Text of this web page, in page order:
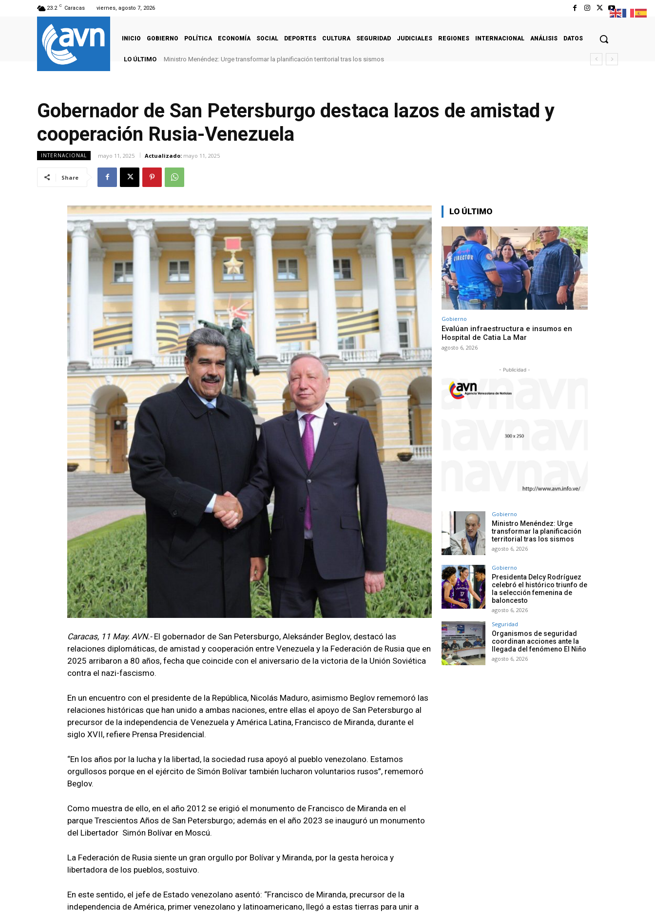
23.2 C Caracas viernes, agosto 7, 2026
INICIO GOBIERNO POLÍTICA ECONOMÍA SOCIAL DEPORTES CULTURA SEGURIDAD JUDICIALES REGIONES INTERNACIONAL ANÁLISIS DATOS
LO ÚLTIMO Ministro Menéndez: Urge transformar la planificación territorial tras los sismos
Gobernador de San Petersburgo destaca lazos de amistad y
cooperación Rusia-Venezuela
INTERNACIONAL mayo 11, 2025 Actualizado: mayo 11, 2025
Share
Caracas, 11 May. AVN.- El gobernador de San Petersburgo, Aleksánder Beglov, destacó las
relaciones diplomáticas, de amistad y cooperación entre Venezuela y la Federación de Rusia que en
2025 arribaron a 80 años, fecha que coincide con el aniversario de la victoria de la Unión Soviética
contra el nazi-fascismo.
En un encuentro con el presidente de la República, Nicolás Maduro, asimismo Beglov rememoró las
relaciones históricas que han unido a ambas naciones, entre ellas el apoyo de San Petersburgo al
precursor de la independencia de Venezuela y América Latina, Francisco de Miranda, durante el
siglo XVII, refiere Prensa Presidencial.
“En los años por la lucha y la libertad, la sociedad rusa apoyó al pueblo venezolano. Estamos
orgullosos porque en el ejército de Simón Bolívar también lucharon voluntarios rusos”, rememoró
Beglov.
Como muestra de ello, en el año 2012 se erigió el monumento de Francisco de Miranda en el
parque Trescientos Años de San Petersburgo; además en el año 2023 se inauguró un monumento
del Libertador Simón Bolívar en Moscú.
La Federación de Rusia siente un gran orgullo por Bolívar y Miranda, por la gesta heroica y
libertadora de los pueblos, sostuivo.
En este sentido, el jefe de Estado venezolano asentó: “Francisco de Miranda, precursor de la
independencia de América, primer venezolano y latinoamericano, llegó a estas tierras para unir a
LO ÚLTIMO
Gobierno
Evalúan infraestructura e insumos en
Hospital de Catia La Mar
agosto 6, 2026
- Publicidad -
Gobierno
Ministro Menéndez: Urge
transformar la planificación
territorial tras los sismos
agosto 6, 2026
Gobierno
Presidenta Delcy Rodríguez
celebró el histórico triunfo de
la selección femenina de
baloncesto
agosto 6, 2026
Seguridad
Organismos de seguridad
coordinan acciones ante la
llegada del fenómeno El Niño
agosto 6, 2026